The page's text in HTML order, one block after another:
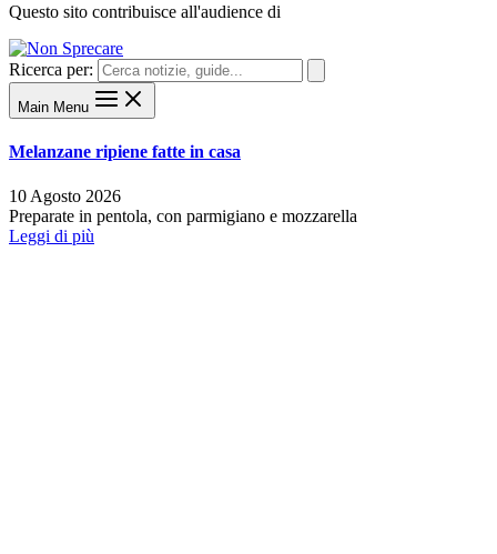
Questo sito contribuisce all'audience di
Ricerca per:
Main Menu
Melanzane ripiene fatte in casa
10 Agosto 2026
Preparate in pentola, con parmigiano e mozzarella
Leggi di più